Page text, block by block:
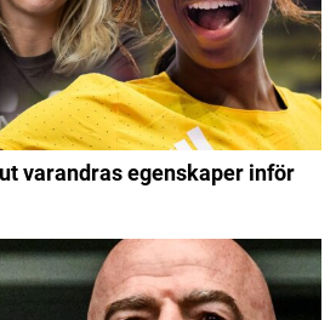
varandras egenskaper inför